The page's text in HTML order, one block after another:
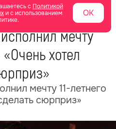
с Политикой
и с использованием
ОК
новости
мечту
хотел
мечту 11-летнего
сюрприз»